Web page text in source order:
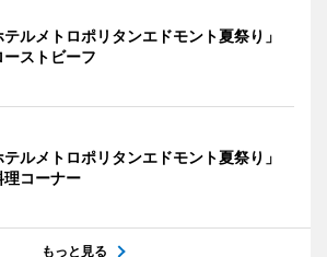
テルメトロポリタンエドモント夏祭り」
ーストビーフ
テルメトロポリタンエドモント夏祭り」
理コーナー
もっと見る